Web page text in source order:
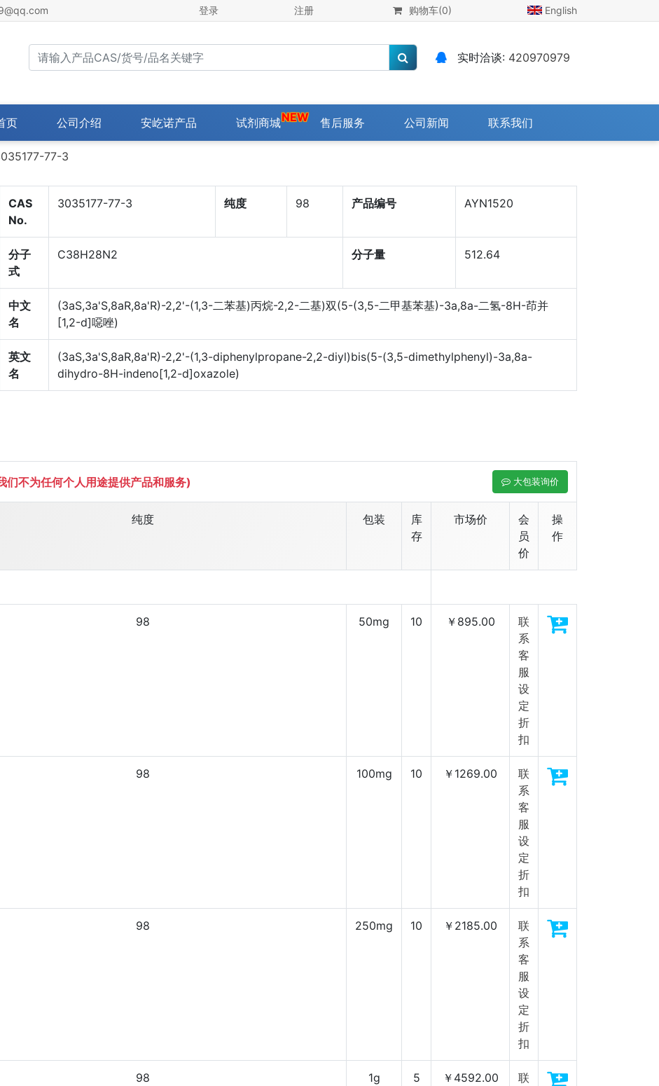
登录 注册 购物车(0) English
实时洽谈: 420970979
页(current)公司介绍 安屹诺产品 试剂商城 售后服务 公司新闻 联系我们
77-3
CAS
No.
3035177-77-3 纯度 98 产品编号 AYN1520
分子
式
C38H28N2 分子量 512.64
中文
名
(3aS,3a'S,8aR,8a'R)-2,2'-(1,3-二苯基)丙烷-2,2-二基)双(5-(3,5-二甲基苯基)-3a,8a-二氢-8H-茚并
[1,2-d]噁唑)
英文
名
(3aS,3a'S,8aR,8a'R)-2,2'-(1,3-diphenylpropane-2,2-diyl)bis(5-(3,5-dimethylphenyl)-3a,8a-
dihydro-8H-indeno[1,2-d]oxazole)
不为任何个人用途提供产品和服务) 大包装询价
纯度 包装
库
存
市场价
会
员
价
操
作
98 50mg 10 ￥895.00
联
系
客
服
设
定
折
扣
98 100mg 10 ￥1269.00
联
系
客
服
设
定
折
扣
98 250mg 10 ￥2185.00
联
系
客
服
设
定
折
扣
98 1g 5 ￥4592.00
联